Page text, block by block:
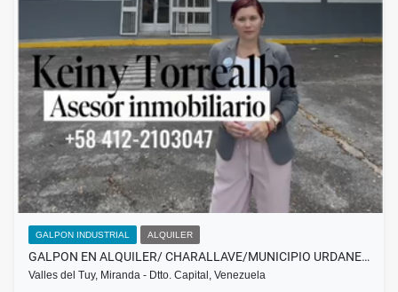
GALPON INDUSTRIAL ALQUILER
GALPON EN ALQUILER/ CHARALLAVE/MUNICIPIO URDANE…
Valles del Tuy, Miranda - Dtto. Capital, Venezuela